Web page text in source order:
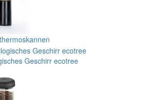
Geschirr ecotree